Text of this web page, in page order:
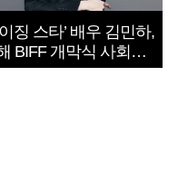
징 스타’ 배우 김민하,
BIFF 개막식 사회자